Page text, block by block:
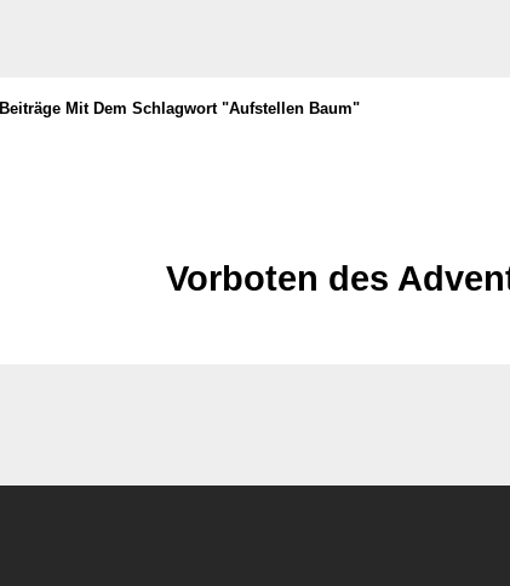
Beiträge Mit Dem Schlagwort "aufstellen Baum"
Vorboten des